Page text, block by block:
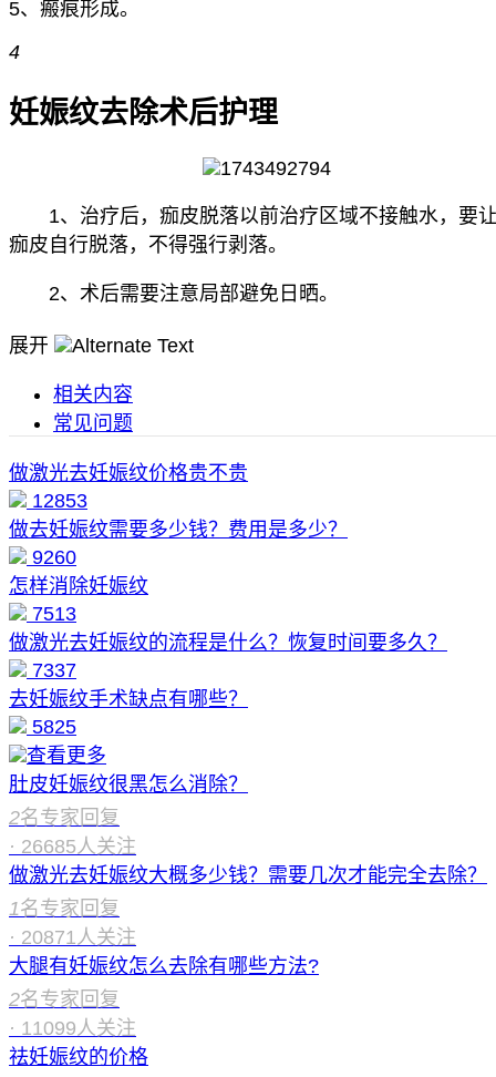
5、瘢痕形成。
4
妊娠纹去除术后护理
1、治疗后，痂皮脱落以前治疗区域不接触水，要
痂皮自行脱落，不得强行剥落。
2、术后需要注意局部避免日晒。
展开
相关内容
常见问题
做激光去妊娠纹价格贵不贵
12853
做去妊娠纹需要多少钱？费用是多少？
9260
怎样消除妊娠纹
7513
做激光去妊娠纹的流程是什么？恢复时间要多久？
7337
去妊娠纹手术缺点有哪些？
5825
查看更多
肚皮妊娠纹很黑怎么消除？
2名专家回复
· 26685人关注
做激光去妊娠纹大概多少钱？需要几次才能完全去除？
1名专家回复
· 20871人关注
大腿有妊娠纹怎么去除有哪些方法?
2名专家回复
· 11099人关注
祛妊娠纹的价格